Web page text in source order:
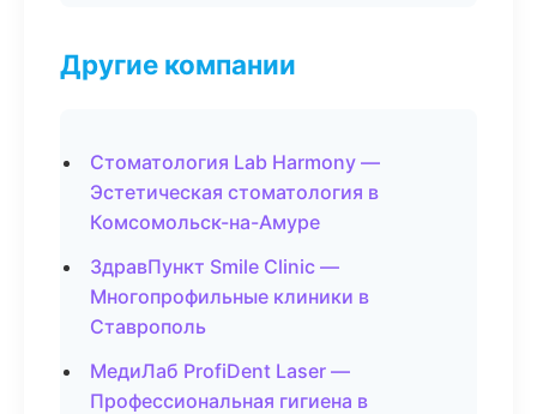
Другие компании
Стоматология Lab Harmony —
Эстетическая стоматология в
Комсомольск-на-Амуре
ЗдравПункт Smile Clinic —
Многопрофильные клиники в
Ставрополь
МедиЛаб ProfiDent Laser —
Профессиональная гигиена в